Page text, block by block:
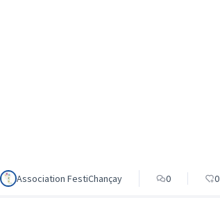
Association FestiChançay 0 0